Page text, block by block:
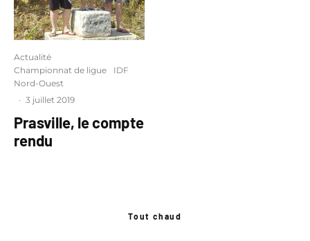
Actualité
Championnat de ligue
IDF
Nord-Ouest
· 3 juillet 2019
Prasville, le compte
rendu
Tout chaud